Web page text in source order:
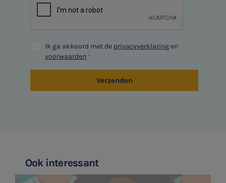
Ik ga akkoord met de privacyverklaringen
voorwaarden
Verzenden
Ook interessant